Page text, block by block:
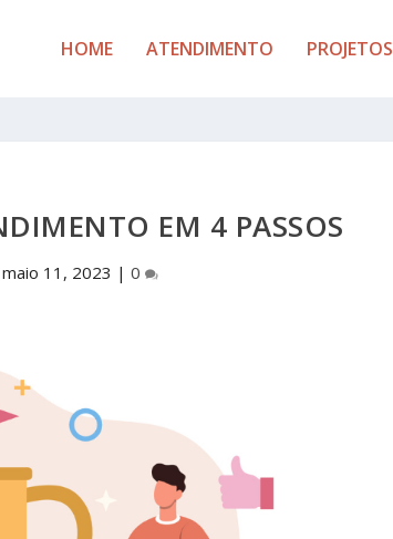
HOME ATENDIMENTO PROJETOS
EM 4 PASSOS
maio 11, 2023 |0